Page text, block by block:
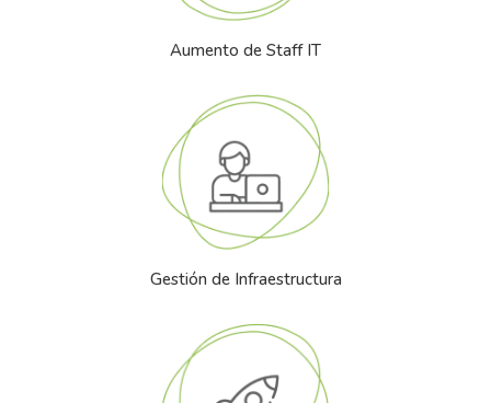
Aumento de Staff IT
Gestión de Infraestructura